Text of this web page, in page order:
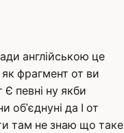
англійською це
фрагмент от ви
певні ну якби
об'єднуні да І от
там не знаю що таке